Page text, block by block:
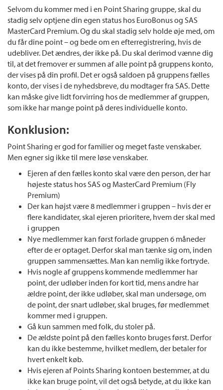
Selvom du kommer med i en Point Sharing gruppe, skal du
stadig selv optjene din egen status hos EuroBonus og SAS
MasterCard Premium. Og du skal stadig selv holde øje med, om
du får dine point – og bede om en efterregistrering, hvis de
udebliver. Det ændres, der ikke på. Du skal derimod vænne dig
til, at det fremover er summen af alle point på gruppens konto,
der vises på din profil. Det er også saldoen på gruppens fælles
konto, der vises i de nyhedsbreve, du modtager fra SAS. Dette
kan måske give lidt forvirring hos de medlemmer af gruppen,
som ikke har mange point på deres individuelle konto.
Konklusion:
Point Sharing er god for familier og meget faste venskaber.
Men egner sig ikke til mere løse venskaber.
Ejeren af den fælles konto skal være den person, der har
højeste status hos SAS og MasterCard Premium (Fly
Premium)
Der kan højst være 8 medlemmer i gruppen – hvis der er
flere kandidater, skal ejeren prioritere, hvem der skal med
i gruppen
Nye medlemmer kan først forlade gruppen 6 måneder
efter de er optaget. Derfor skal man tænke sig om, inden
gruppen sammensættes. Man kan nemlig ikke fortryde.
Hvis nogle af gruppens kommende medlemmer har
point, der udløber inden for kort tid, mens andre har
ældre point, der ikke udløber, skal man undersøge, om
de point, der snart udløber, skal bruges, før medlemmet
kommer med i gruppen.
Gå kun sammen med folk, du stoler på.
De ældste point på den fælles konto bruges først. Derfor
kan du ikke bestemme, hvilket medlem, der betaler for
hvert enkelt køb.
Hvis ejeren af Points Sharing kontoen bestemmer, at du
ikke kan bruge point, vil det også betyde, at du ikke kan